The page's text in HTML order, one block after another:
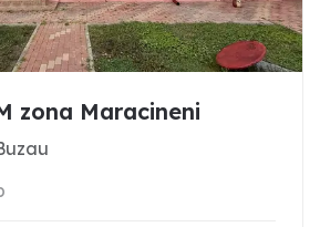
zona Maracineni